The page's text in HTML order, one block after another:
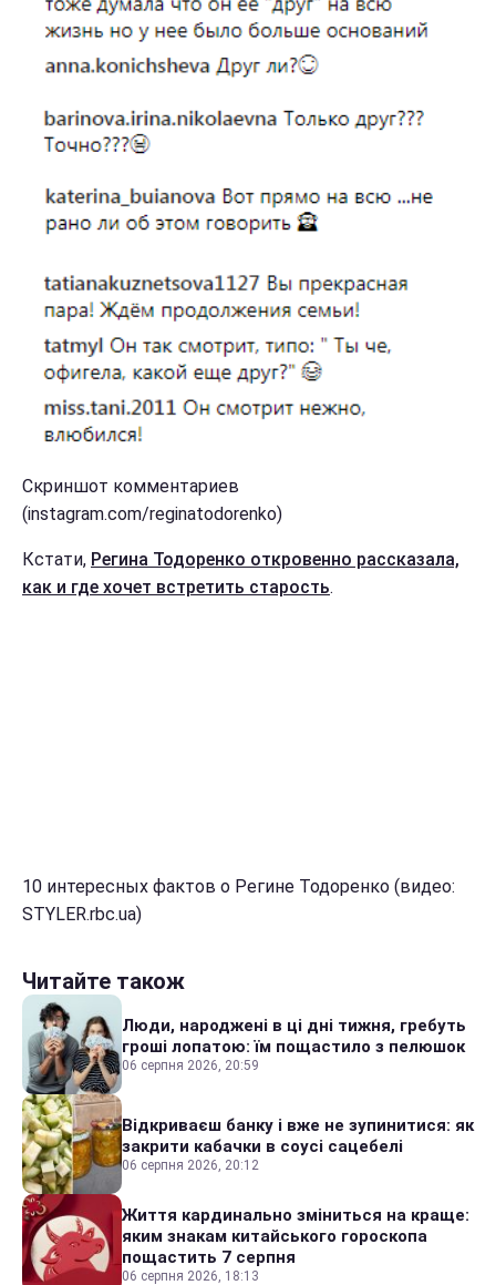
Скриншот комментариев
(instagram.com/reginatodorenko)
Кстати, Регина Тодоренко откровенно рассказала,
как и где хочет встретить старость.
10 интересных фактов о Регине Тодоренко (видео:
STYLER.rbc.ua)
Читайте також
Люди, народжені в ці дні тижня, гребуть
гроші лопатою: їм пощастило з пелюшок
06 серпня 2026, 20:59
Відкриваєш банку і вже не зупинитися: як
закрити кабачки в соусі сацебелі
06 серпня 2026, 20:12
Життя кардинально зміниться на краще:
яким знакам китайського гороскопа
пощастить 7 серпня
06 серпня 2026, 18:13